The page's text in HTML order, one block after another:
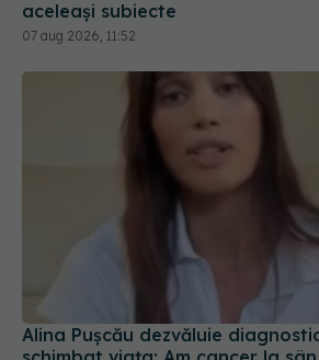
Alina Pușcău dezvăluie
schimbat viața: Am cancer la